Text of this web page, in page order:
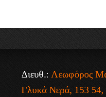
Διευθ.: Λεωφόρος
Γλυκά Νερά, 153 54,